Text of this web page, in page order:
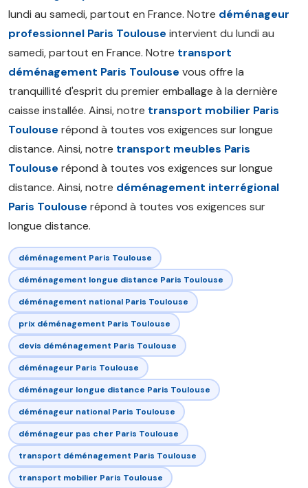
lundi au samedi, partout en France. Notre déménageur
professionnel Paris Toulouse intervient du lundi au
samedi, partout en France. Notre transport
déménagement Paris Toulouse vous offre la
tranquillité d'esprit du premier emballage à la dernière
caisse installée. Ainsi, notre transport mobilier Paris
Toulouse répond à toutes vos exigences sur longue
distance. Ainsi, notre transport meubles Paris
Toulouse répond à toutes vos exigences sur longue
distance. Ainsi, notre déménagement interrégional
Paris Toulouse répond à toutes vos exigences sur
longue distance.
déménagement Paris Toulouse
déménagement longue distance Paris Toulouse
déménagement national Paris Toulouse
prix déménagement Paris Toulouse
devis déménagement Paris Toulouse
déménageur Paris Toulouse
déménageur longue distance Paris Toulouse
déménageur national Paris Toulouse
déménageur pas cher Paris Toulouse
transport déménagement Paris Toulouse
transport mobilier Paris Toulouse